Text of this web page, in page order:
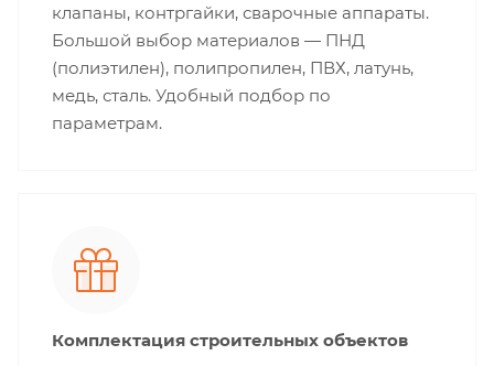
клапаны, контргайки, сварочные аппараты.
Большой выбор материалов — ПНД
(полиэтилен), полипропилен, ПВХ, латунь,
медь, сталь. Удобный подбор по
параметрам.
Комплектация строительных объектов